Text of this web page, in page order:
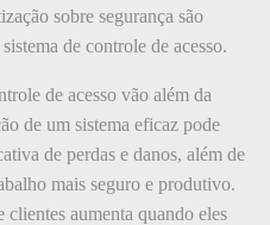
sobre segurança são
de controle de acesso.
de acesso vão além da
de um sistema eficaz pode
de perdas e danos, além de
mais seguro e produtivo.
aumenta quando eles